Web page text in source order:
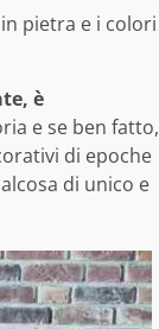
pietra e i colori
è
e se ben fatto,
di epoche
di unico e